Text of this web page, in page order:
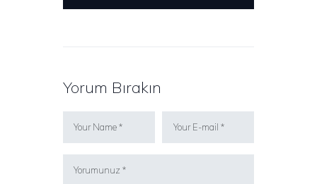
Yorum Bırakın